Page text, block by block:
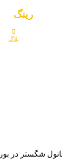
رینگ
بلاگ